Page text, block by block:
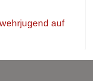
auf